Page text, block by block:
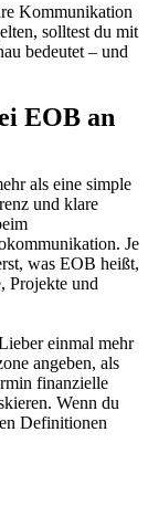
Kommunikation
solltest du mit
bedeutet – und
EOB an
als eine simple
und klare
Je
was EOB heißt,
Projekte und
einmal mehr
angeben, als
finanzielle
Wenn du
Definitionen